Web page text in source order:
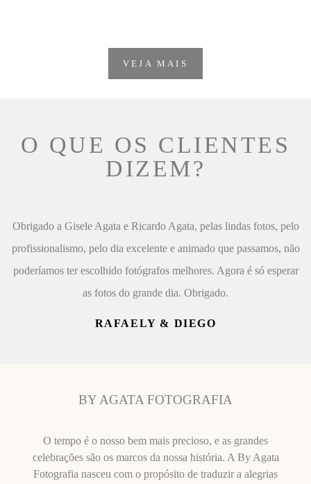
VEJA MAIS
O QUE OS CLIENTES
DIZEM?
Obrigado a Gisele Agata e Ricardo Agata, pelas lindas fotos, pelo
profissionalismo, pelo dia excelente e animado que passamos, não
poderíamos ter escolhido fotógrafos melhores. Agora é só esperar
as fotos do grande dia. Obrigado.
RAFAELY & DIEGO
BY AGATA FOTOGRAFIA
O tempo é o nosso bem mais precioso, e as grandes
celebrações são os marcos da nossa história. A By Agata
Fotografia nasceu com o propósito de traduzir a alegrias